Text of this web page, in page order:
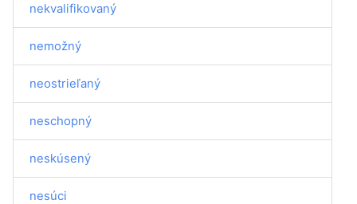
nekvalifikovaný
nemožný
neostrieľaný
neschopný
neskúsený
nesúci